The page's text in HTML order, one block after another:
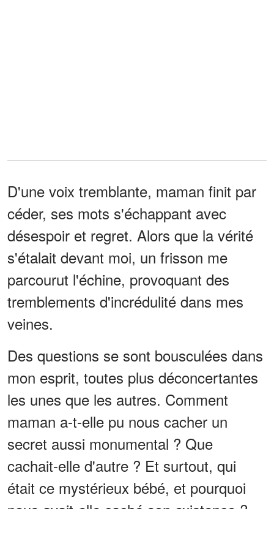
D'une voix tremblante, maman finit par
céder, ses mots s'échappant avec
désespoir et regret. Alors que la vérité
s'étalait devant moi, un frisson me
parcourut l'échine, provoquant des
tremblements d'incrédulité dans mes
veines.
Des questions se sont bousculées dans
mon esprit, toutes plus déconcertantes
les unes que les autres. Comment
maman a-t-elle pu nous cacher un
secret aussi monumental ? Que
cachait-elle d'autre ? Et surtout, qui
était ce mystérieux bébé, et pourquoi
nous avait-elle caché son existence ?